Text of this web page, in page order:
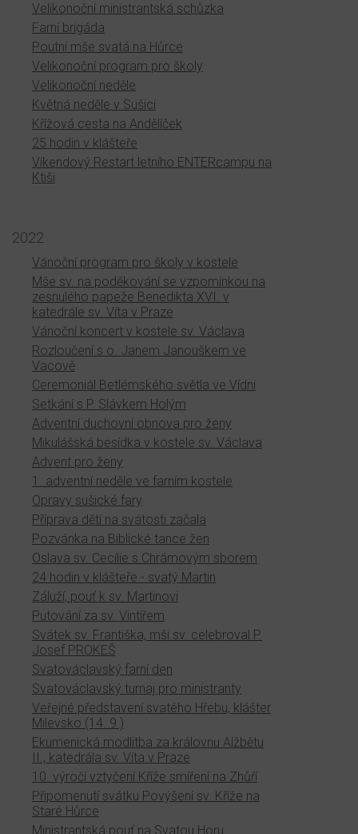
Velikonoční ministrantská schůzka
Farní brigáda
Poutní mše svatá na Hůrce
Velikonoční program pro školy
Velikonoční neděle
Květná neděle v Sušici
Křížová cesta na Andělíček
25 hodin v klášteře
Víkendový Restart letního ENTERcampu na
Ktiši
2022
Vánoční program pro školy v kostele
Mše sv. na poděkování se vzpomínkou na
zesnulého papeže Benedikta XVI. v
katedrále sv. Víta v Praze
Vánoční koncert v kostele sv. Václava
Rozloučení s o. Janem Janouškem ve
Vacově
Ceremoniál Betlémského světla ve Vídni
Setkání s P. Slávkem Holým
Adventní duchovní obnova pro ženy
Mikulášská besídka v kostele sv. Václava
Advent pro ženy
1. adventní neděle ve farním kostele
Opravy sušické fary
Příprava dětí na svátosti začala
Pozvánka na Biblické tance žen
Oslava sv. Cecílie s Chrámovým sborem
24 hodin v klášteře - svatý Martin
Záluží, pouť k sv. Martinovi
Putování za sv. Vintířem
Svátek sv. Františka, mši sv. celebroval P.
Josef PROKEŠ
Svatováclavský farní den
Svatováclavský turnaj pro ministranty
Veřejné představení svatého Hřebu, klášter
Milevsko (14. 9.)
Ekumenická modlitba za královnu Alžbětu
II., katedrála sv. Víta v Praze
10. výročí vztyčení Kříže smíření na Zhůří
Připomenutí svátku Povýšení sv. Kříže na
Staré Hůrce
Ministrantská pouť na Svatou Horu